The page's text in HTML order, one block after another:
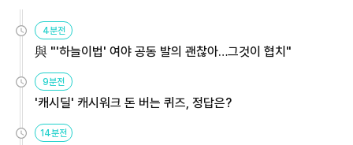
4분전
與 "'하늘이법' 여야 공동 발의 괜찮아…그것이 협치"
9분전
'캐시딜' 캐시워크 돈 버는 퀴즈, 정답은?
14분전